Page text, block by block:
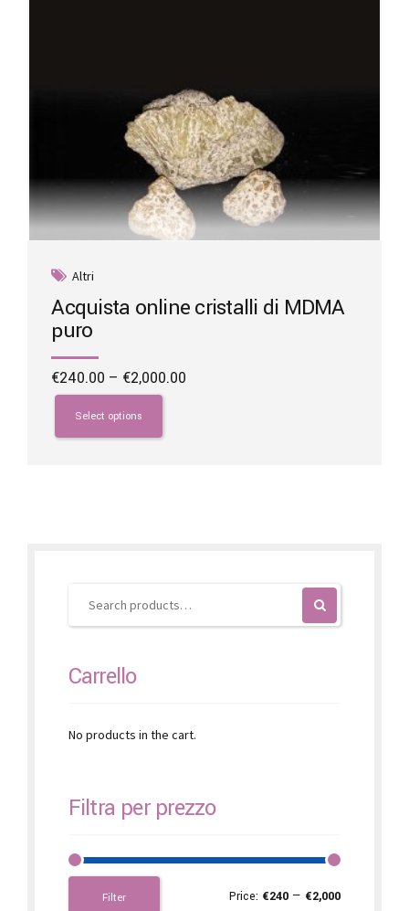
Altri
Acquista online cristalli di MDMA
puro
€240.00 – €2,000.00
Select options
This
product
has
product
Carrello
No products in the cart.
Filtra per prezzo
Filter Price: €240 — €2,000